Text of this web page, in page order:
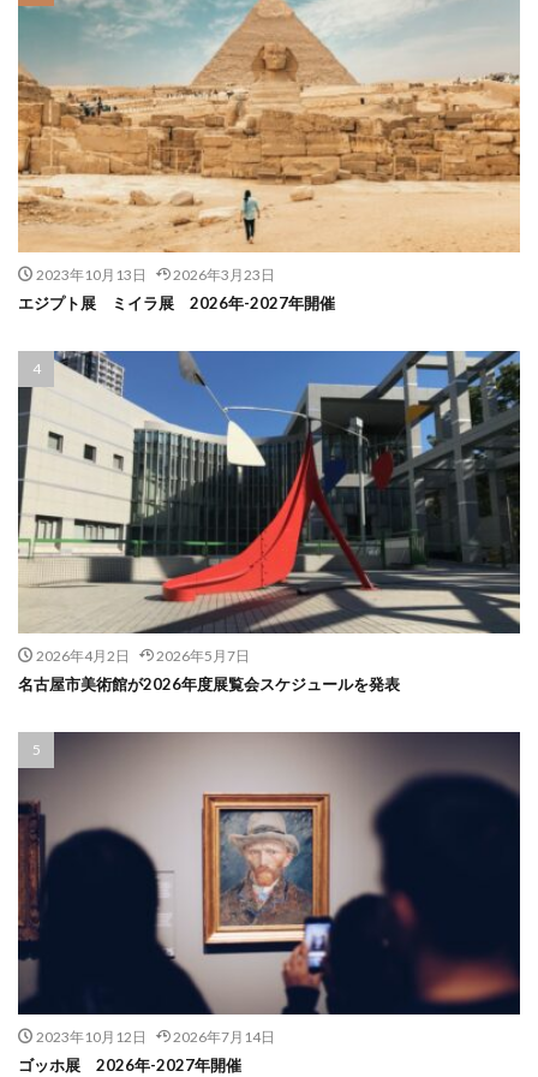
2023年10月13日 2026年3月23日
エジプト展 ミイラ展 2026年-2027年開催
2026年4月2日 2026年5月7日
名古屋市美術館が2026年度展覧会スケジュールを発表
2023年10月12日 2026年7月14日
ゴッホ展 2026年-2027年開催